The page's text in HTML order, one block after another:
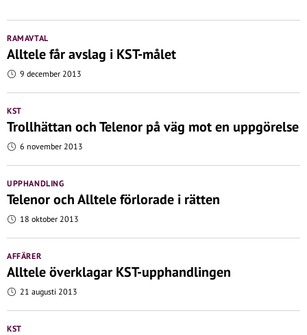
RAMAVTAL
Alltele får avslag i KST-målet
9 december 2013
KST
Trollhättan och Telenor på väg mot en uppgörelse
6 november 2013
UPPHANDLING
Telenor och Alltele förlorade i rätten
18 oktober 2013
AFFÄRER
Alltele överklagar KST-upphandlingen
21 augusti 2013
KST